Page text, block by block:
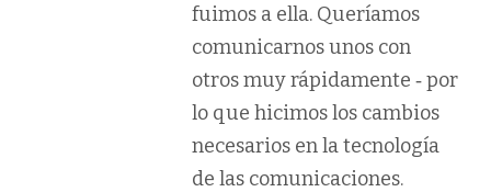
fuimos a ella. Queríamos
comunicarnos unos con
otros muy rápidamente ‐ por
lo que hicimos los cambios
necesarios en la tecnología
de las comunicaciones.